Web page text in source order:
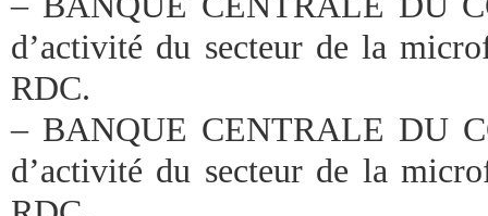
d’activité du secteur de la
RDC.
– BANQUE CENTRALE DU
d’activité du secteur de la